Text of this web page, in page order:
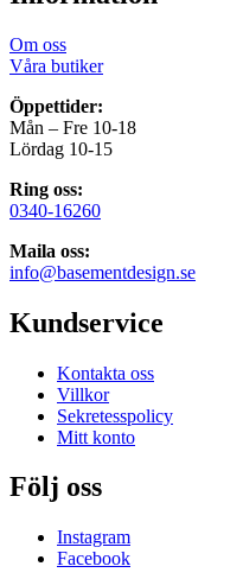
Om oss
Våra butiker
Öppettider:
Mån – Fre 10-18
Lördag 10-15
Ring oss:
0340-16260
Maila oss:
info@basementdesign.se
Kundservice
Kontakta oss
Villkor
Sekretesspolicy
Mitt konto
Följ oss
Instagram
Facebook